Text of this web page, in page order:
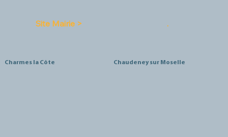
Site Mairie > .
Charmes la Côte Chaudeney sur Moselle